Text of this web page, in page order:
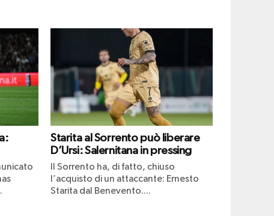
Starita al Sorrento può liberare
D’Ursi: Salernitana in pressing
Il Sorrento ha, di fatto, chiuso
l’acquisto di un attaccante: Ernesto
Starita dal Benevento....